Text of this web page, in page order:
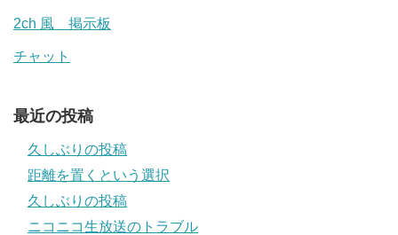
2ch 風 掲示板
チャット
最近の投稿
久しぶりの投稿
距離を置くという選択
久しぶりの投稿
ニコニコ生放送のトラブル